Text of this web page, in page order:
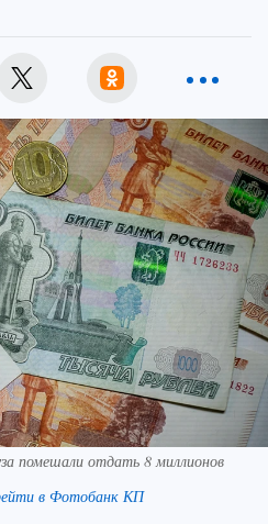
помешали отдать 8 миллионов
в Фотобанк КП